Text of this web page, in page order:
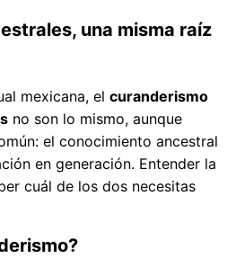
una misma raíz
mexicana, el curanderismo
no son lo mismo, aunque
el conocimiento ancestral
en generación. Entender la
cuál de los dos necesitas